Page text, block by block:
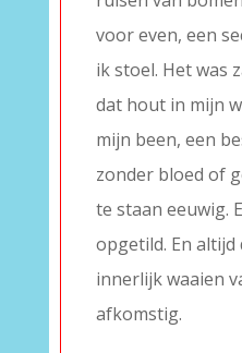
voor even, een
ik stoel. Het was
dat hout in mijn
mijn been, een
zonder bloed of
te staan eeuwig.
opgetild. En altijd
innerlijk waaien
afkomstig.